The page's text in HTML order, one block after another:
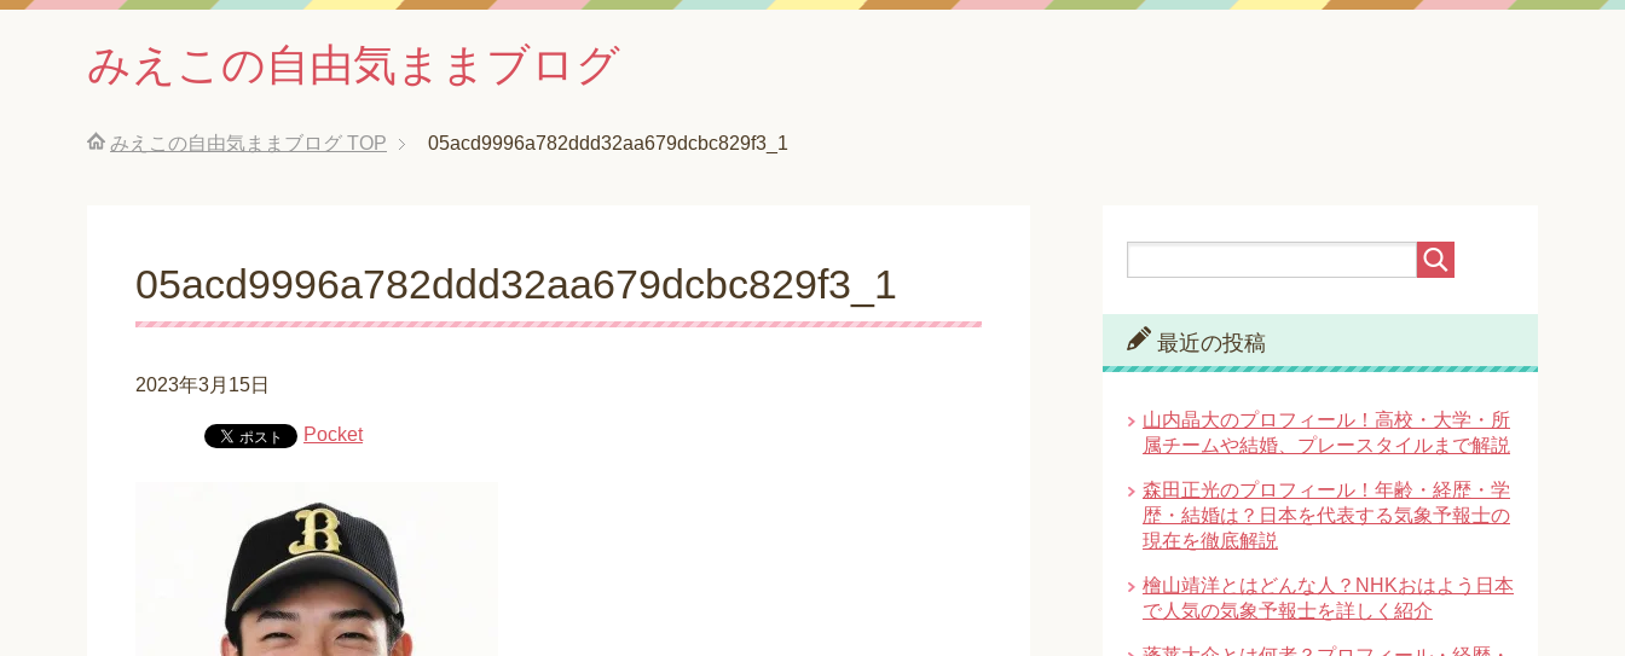
みえこの自由気ままブログ
みえこの自由気ままブログ TOP 05acd9996a782ddd32aa679dcbc829f3_1
05acd9996a782ddd32aa679dcbc829f3_1
2023年3月15日
Pocket
最近の投稿
山内晶大のプロフィール！高校・大学・所
属チームや結婚、プレースタイルまで解説
森田正光のプロフィール！年齢・経歴・学
歴・結婚は？日本を代表する気象予報士の
現在を徹底解説
檜山靖洋とはどんな人？NHKおはよう日本
で人気の気象予報士を詳しく紹介